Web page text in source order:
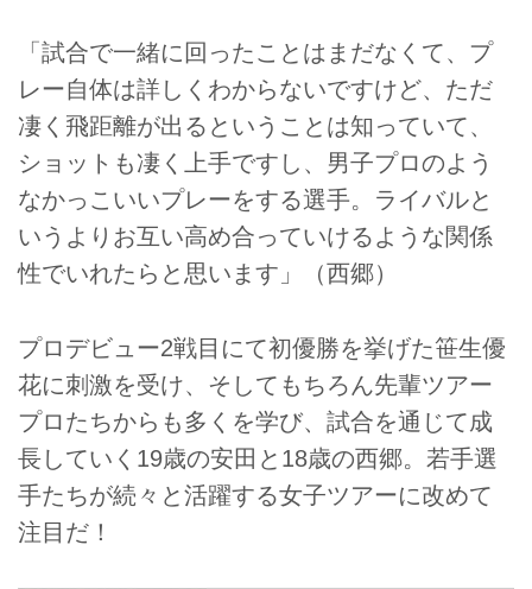
「試合で一緒に回ったことはまだなくて、プ
レー自体は詳しくわからないですけど、ただ
凄く飛距離が出るということは知っていて、
ショットも凄く上手ですし、男子プロのよう
なかっこいいプレーをする選手。ライバルと
いうよりお互い高め合っていけるような関係
性でいれたらと思います」（西郷）
プロデビュー2戦目にて初優勝を挙げた笹生優
花に刺激を受け、そしてもちろん先輩ツアー
プロたちからも多くを学び、試合を通じて成
長していく19歳の安田と18歳の西郷。若手選
手たちが続々と活躍する女子ツアーに改めて
注目だ！